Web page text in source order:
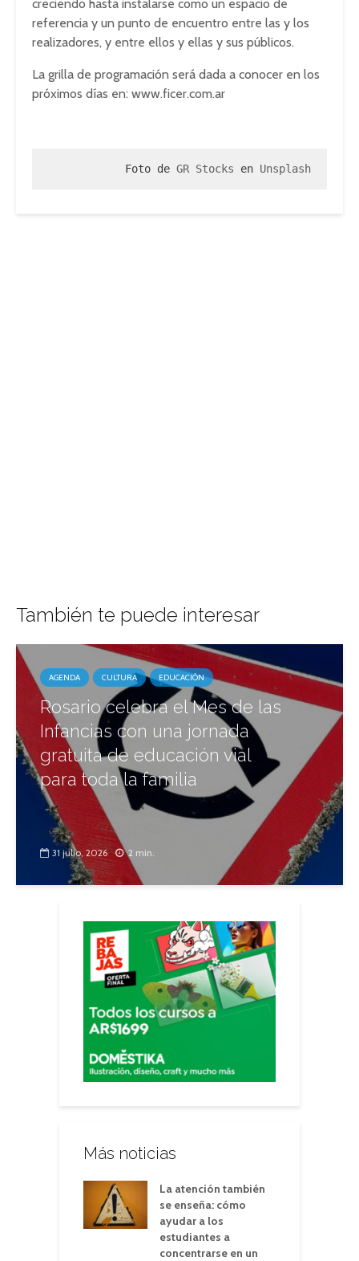
creciendo hasta instalarse como un espacio de
referencia y un punto de encuentro entre las y los
realizadores, y entre ellos y ellas y sus públicos.
La grilla de programación será dada a conocer en los
próximos días en: www.ficer.com.ar
Foto de GR Stocks en Unsplash
También te puede interesar
AGENDA CULTURA EDUCACIÓN
Rosario celebra el Mes de las
Infancias con una jornada
gratuita de educación vial
para toda la familia
31 julio, 2026 2 min.
Más noticias
La atención también
se enseña: cómo
ayudar a los
estudiantes a
concentrarse en un